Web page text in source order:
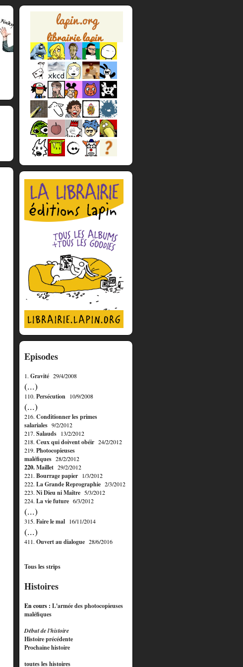
Episodes
1. Gravité 29/4/2008
(...)
110. Persécution 10/9/2008
(...)
216. Conditionner les primes
salariales 9/2/2012
217. Salauds 13/2/2012
218. Ceux qui doivent obéir 24/2/2012
219. Photocopieuses
maléfiques 28/2/2012
220.Maillet 29/2/2012
221. Bourrage papier 1/3/2012
222. La Grande Reprographie 2/3/2012
223. Ni Dieu ni Maître 5/3/2012
224. La vie future 6/3/2012
(...)
315. Faire le mal 16/11/2014
(...)
411. Ouvert au dialogue 28/6/2016
Tous les strips
Histoires
En cours : L'armée des photocopieuses
maléfiques
Début de l'histoire
Histoire précédente
Prochaine histoire
toutes les histoires